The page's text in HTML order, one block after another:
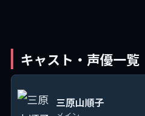
キャスト・声優一覧
三原山順子